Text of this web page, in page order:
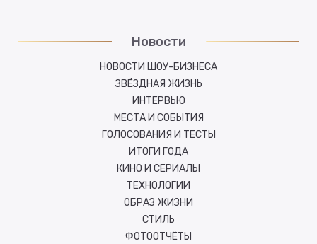
Новости
НОВОСТИ ШОУ-БИЗНЕСА
ЗВЁЗДНАЯ ЖИЗНЬ
ИНТЕРВЬЮ
МЕСТА И СОБЫТИЯ
ГОЛОСОВАНИЯ И ТЕСТЫ
ИТОГИ ГОДА
КИНО И СЕРИАЛЫ
ТЕХНОЛОГИИ
ОБРАЗ ЖИЗНИ
СТИЛЬ
ФОТООТЧЁТЫ